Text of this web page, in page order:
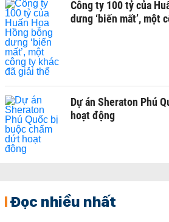
Công ty 100 tỷ của
dưng ‘biến mất’, một
Dự án Sheraton Phú
hoạt động
Đọc nhiều nhất